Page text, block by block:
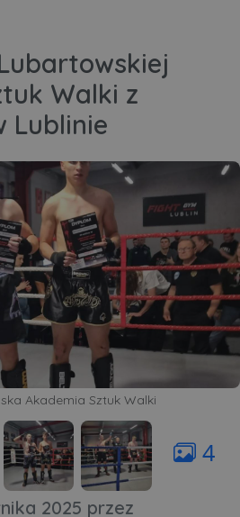
Walki z
Lublinie
Akademia Sztuk Walki
4
2025 przez